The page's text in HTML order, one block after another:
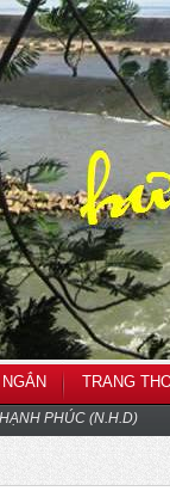
TRANG
PHÚC (N.H.D)